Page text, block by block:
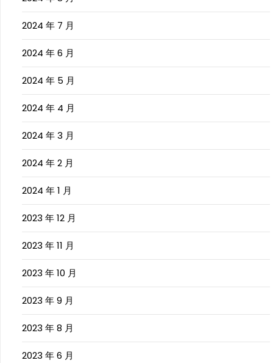
2024 年 7 月
2024 年 6 月
2024 年 5 月
2024 年 4 月
2024 年 3 月
2024 年 2 月
2024 年 1 月
2023 年 12 月
2023 年 11 月
2023 年 10 月
2023 年 9 月
2023 年 8 月
2023 年 6 月